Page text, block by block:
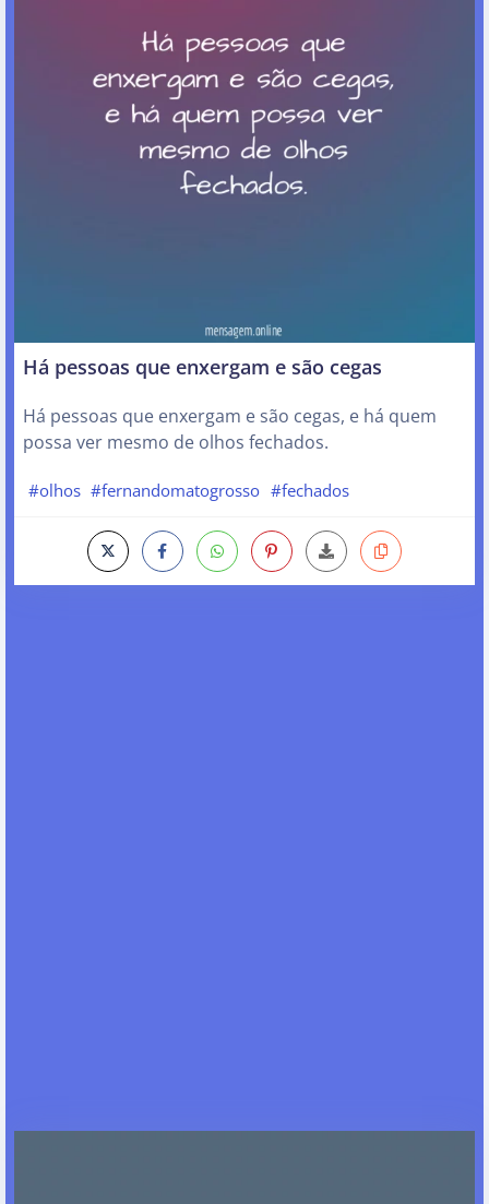
Há pessoas que enxergam e são cegas
Há pessoas que enxergam e são cegas, e há quem
possa ver mesmo de olhos fechados.
#olhos #fernandomatogrosso #fechados